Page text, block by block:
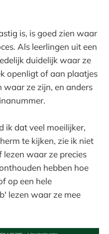
is, is goed zien waar
Als leerlingen uit een
duidelijk waar ze
openligt of aan plaatjes
waar ze zijn, en anders
ik dat veel moeilijker,
te kijken, zie ik niet
waar ze precies
hebben hoe
op een hele
lezen waar ze mee